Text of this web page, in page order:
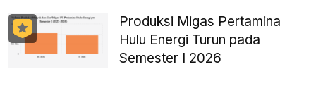
Produksi Migas Pertamina
Hulu Energi Turun pada
Semester I 2026